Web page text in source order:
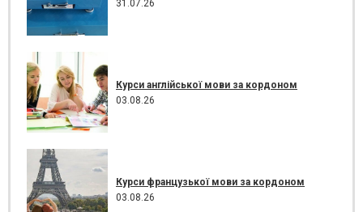
31.07.26
Курси англійської мови за кордоном
03.08.26
Курси французької мови за кордоном
03.08.26